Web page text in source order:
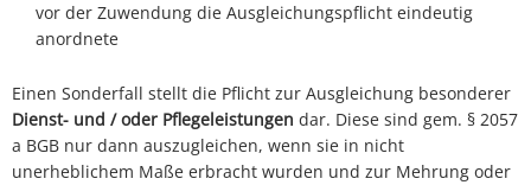
vor der Zuwendung die Ausgleichungspflicht eindeutig
anordnete
Einen Sonderfall stellt die Pflicht zur Ausgleichung besonderer
Dienst- und / oder Pflegeleistungen dar. Diese sind gem. § 2057
a BGB nur dann auszugleichen, wenn sie in nicht
unerheblichem Maße erbracht wurden und zur Mehrung oder